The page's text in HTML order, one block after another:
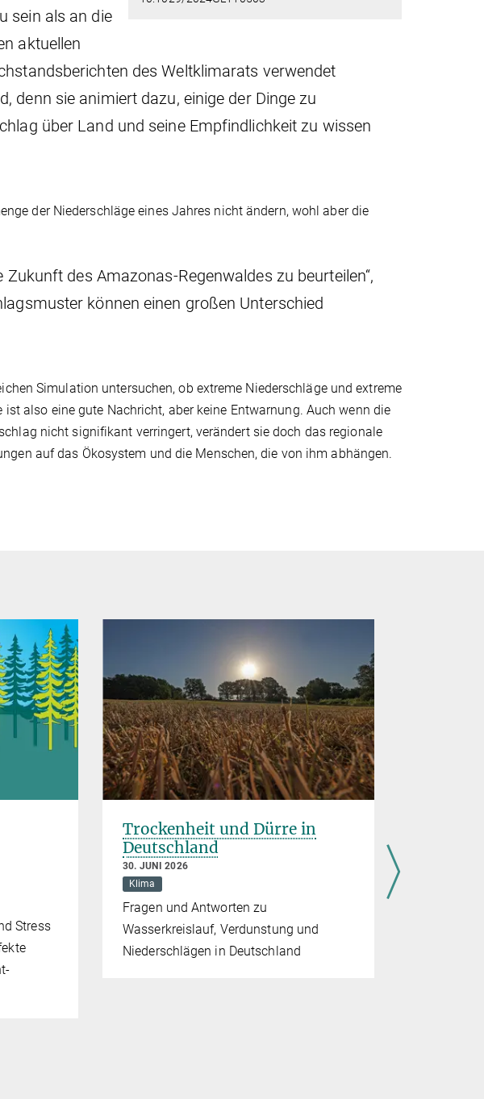
sein als an die
aktuellen
des Weltklimarats verwendet
denn sie animiert dazu, einige der Dinge zu
über Land und seine Empfindlichkeit zu wissen
der Niederschläge eines Jahres nicht ändern, wohl aber die
des Amazonas-Regenwaldes zu beurteilen“,
können einen großen Unterschied
Simulation untersuchen, ob extreme Niederschläge und extreme
also eine gute Nachricht, aber keine Entwarnung. Auch wenn die
nicht signifikant verringert, verändert sie doch das regionale
auf das Ökosystem und die Menschen, die von ihm abhängen.
Stress
Trockenheit und Dürre in
Deutschland
30. JUNI 2026
Klima
Fragen und Antworten zu
Wasserkreislauf, Verdunstung und
Niederschlägen in Deutschland